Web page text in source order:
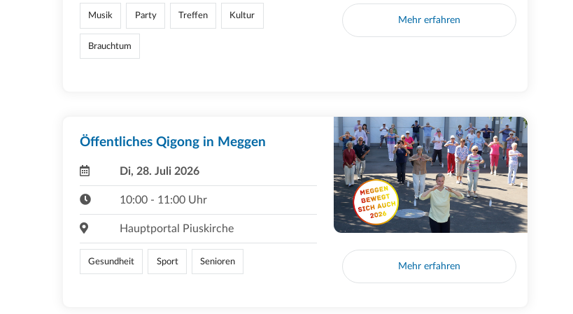
Musik Party Treffen Kultur
Brauchtum
Mehr erfahren
Öffentliches Qigong in Meggen
Di, 28. Juli 2026
10:00 - 11:00 Uhr
Hauptportal Piuskirche
Gesundheit Sport Senioren Mehr erfahren